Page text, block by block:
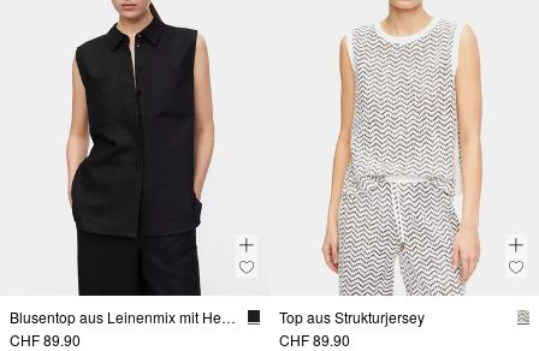
Blusentop aus Leinenmix mit Hemdkragen
CHF 89.90
Top aus Strukturjersey
CHF 89.90